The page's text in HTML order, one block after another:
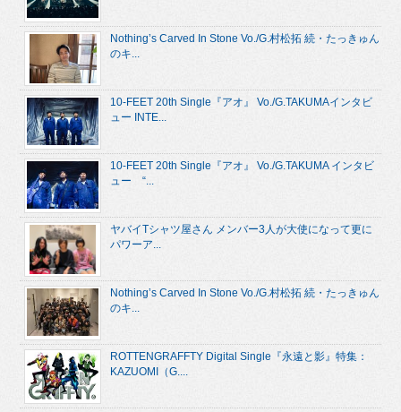
Nothing’s Carved In Stone Vo./G.村松拓 続・たっきゅん
のキ...
10-FEET 20th Single『アオ』 Vo./G.TAKUMAインタビ
ュー INTE...
10-FEET 20th Single『アオ』 Vo./G.TAKUMA インタビ
ュー “...
ヤバイTシャツ屋さん メンバー3人が大使になって更に
パワーア...
Nothing’s Carved In Stone Vo./G.村松拓 続・たっきゅん
のキ...
ROTTENGRAFFTY Digital Single『永遠と影』特集：
KAZUOMI（G....